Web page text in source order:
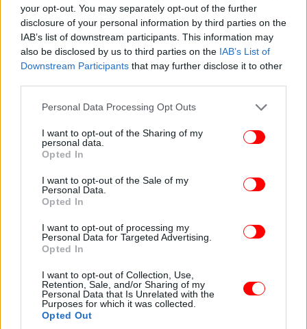
your opt-out. You may separately opt-out of the further
disclosure of your personal information by third parties on the
IAB’s list of downstream participants. This information may
also be disclosed by us to third parties on the IAB’s List of
Downstream Participants that may further disclose it to other
Please note that this website/app uses one or more Google
not limited to your visit or usage behaviour. You may click to
grant or deny consent to Google and its third-party tags to
use your data for below specified purposes in below Google
consent section.
Personal Data Processing Opt Outs
I want to opt-out of the Sharing of my
personal data.
Opted In
I want to opt-out of the Sale of my
Personal Data.
Opted In
I want to opt-out of processing my
Personal Data for Targeted Advertising.
Opted In
I want to opt-out of Collection, Use,
Retention, Sale, and/or Sharing of my
Personal Data that Is Unrelated with the
Purposes for which it was collected.
Opted Out